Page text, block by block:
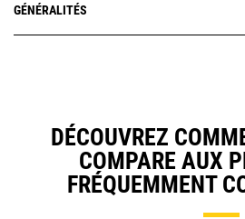
GÉNÉRALITÉS
DÉCOUVREZ
COMPARE AUX
FRÉQUEMMENT